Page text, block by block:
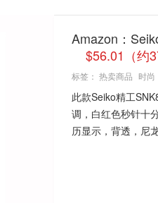
Amazon：
$56.01（约
标签： 热卖商品 时尚
此款Seiko精工
调，白红色秒针十
历显示，背透，尼